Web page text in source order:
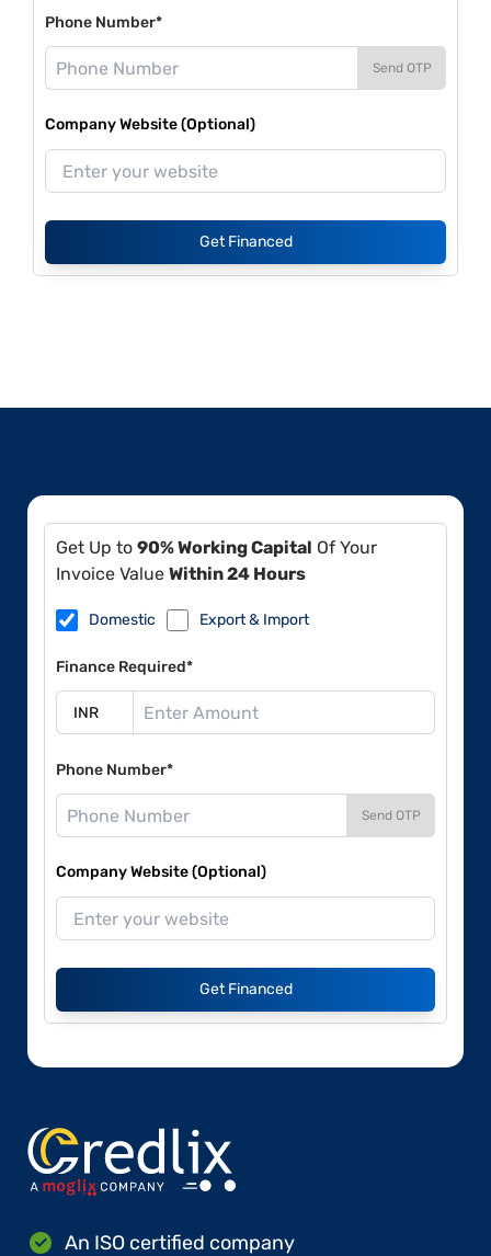
Phone Number*
Send OTP
Company Website (Optional)
Get Financed
Get Up to 90% Working Capital Of Your
Invoice Value Within 24 Hours
Domestic Export & Import
Finance Required*
Phone Number*
Send OTP
Company Website (Optional)
Get Financed
An ISO certified company